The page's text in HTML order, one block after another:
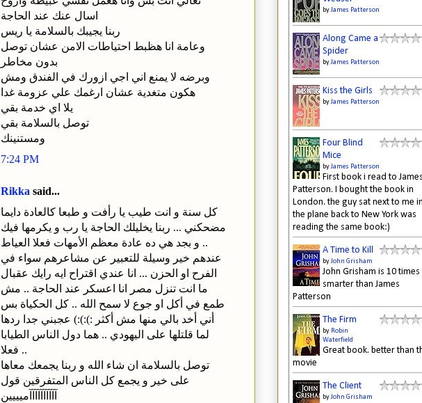
اسال عنك عند الحاجة
ربنا يجيبك بالسلامة يا ريس
وعامة انا هظبط احتياطات الامن عشان توصل
بدون مخاطر
وبرضه لا يمنع اني اجي ازورك في الفندق ومش
هكون متغدية عشان ارغمك علي عزومة غدا
يلا اي خدمة بقي
توصل بالسلامة بقي
ومستنينك
7:24 PM
Rikka said...
كل سنة و انت طيب يا رأفت و طبعا كالعادة دايما
مضحكني ... ربنا يخليلك الحاجة يا رب و يكرمها فيك
.. و بجد هي ده عادة معظم الأمهات فعلا العياط
عندهم خير وسيلة للتعبير عن مشاعرهم سواء في
الفرح او الحزن ... انا عندي اقتراح ايه رايك عقبال
ما انت تنزل مصر انا اعسكر عند الحاجة .. مش
طمع في أكل او جوع لا سمح الله .. كل الحكياة بس
أني أخد بالي منها مش أكثر :):):) عجبني جدا ردها
لما قلتلها على اليهودي .. هما دول الناس الطيابا
فعلا ..
توصل بالسلامة ان شاء الله و ربنا يجمعك معاها
على خير و يجمع كل الناس المتفرقين قول
آآآآآآآآآآميييين
byJames Patterson
Along Came a
Spider
byJames Patterson
Kiss the Girls
byJames Patterson
Four Blind
Mice
byJames Patterson
First book i read to James
Patterson. I bought the book in
London. the guy sat next to me in
the plane back to New York was
reading the same book:)
A Time to Kill
byJohn Grisham
John Grisham is 10 times
smarter than James
Patterson
The Firm
by Robin
Waterfield
Great book. better than
movie
The Client
byJohn Grisham